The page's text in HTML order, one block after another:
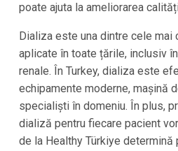
poate ajuta la ameliorarea
Dializa este una dintre cele
aplicate în toate țările, inclusiv în
renale. În Turkey, dializa este
echipamente moderne, mașină
specialiști în domeniu. În plus,
dializă pentru fiecare pacient
de la Healthy Türkiye determină